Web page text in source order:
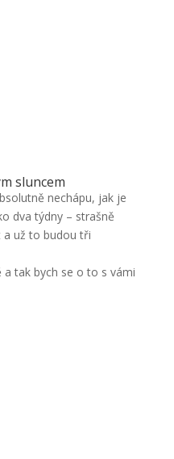
sluncem
nechápu, jak je
dva týdny – strašně
a už to budou tři
tak bych se o to s vámi